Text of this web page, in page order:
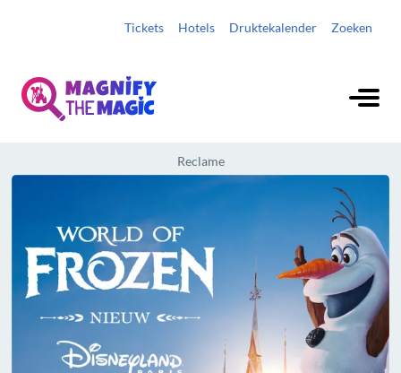
Tickets Hotels Druktekalender Zoeken
Reclame